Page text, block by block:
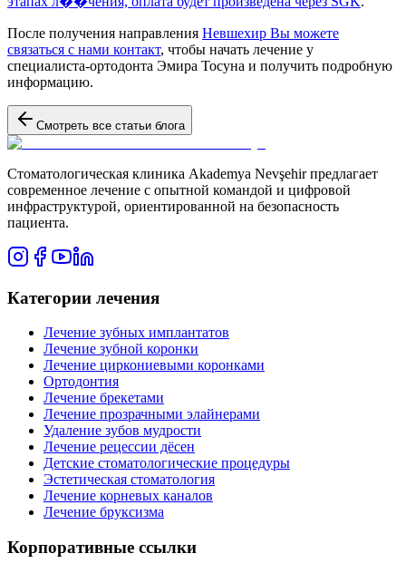
После получения направления Невшехир Вы можете
связаться с нами контакт, чтобы начать лечение у
специалиста-ортодонта Эмира Тосуна и получить подробную
информацию.
Смотреть все статьи блога
Стоматологическая клиника Akademya Nevşehir предлагает
современное лечение с опытной командой и цифровой
инфраструктурой, ориентированной на безопасность
пациента.
Категории лечения
Лечение зубных имплантатов
Лечение зубной коронки
Лечение циркониевыми коронками
Ортодонтия
Лечение брекетами
Лечение прозрачными элайнерами
Удаление зубов мудрости
Лечение рецессии дёсен
Детские стоматологические процедуры
Эстетическая стоматология
Лечение корневых каналов
Лечение бруксизма
Корпоративные ссылки